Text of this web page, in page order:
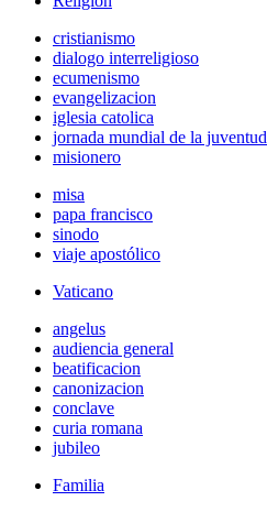
cristianismo
dialogo interreligioso
ecumenismo
evangelizacion
iglesia catolica
jornada mundial de la juventud
misionero
misa
papa francisco
sinodo
viaje apostólico
Vaticano
angelus
audiencia general
beatificacion
canonizacion
conclave
curia romana
jubileo
Familia